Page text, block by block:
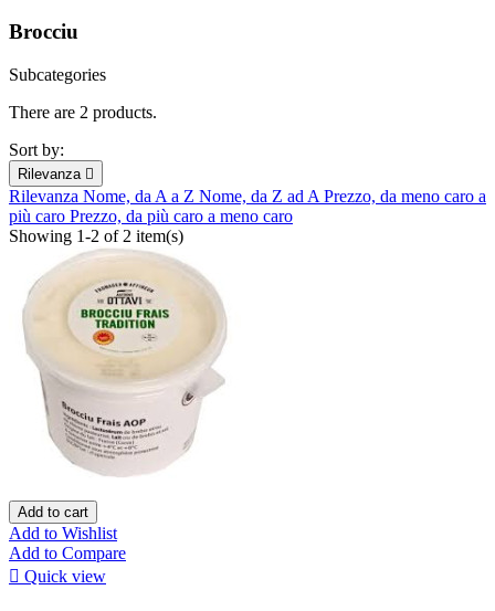
Brocciu
Subcategories
There are 2 products.
Sort by:
Rilevanza 
Rilevanza Nome, da A a Z Nome, da Z ad A Prezzo, da meno caro a
più caro Prezzo, da più caro a meno caro
Showing 1-2 of 2 item(s)
Add to cart
Add to Wishlist
Add to Compare
 Quick view